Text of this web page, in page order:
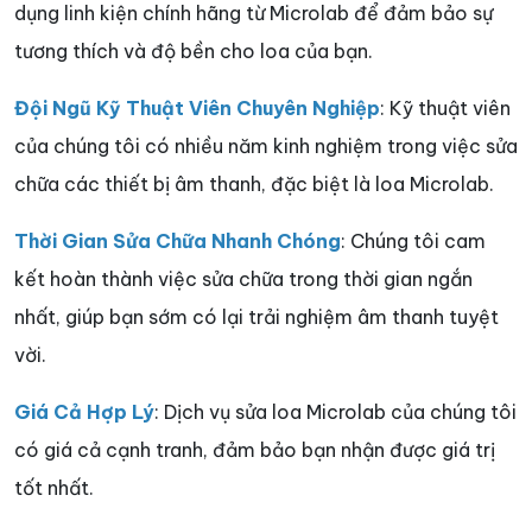
dụng linh kiện chính hãng từ Microlab để đảm bảo sự
tương thích và độ bền cho loa của bạn.
Đội Ngũ Kỹ Thuật Viên Chuyên Nghiệp: Kỹ thuật viên
của chúng tôi có nhiều năm kinh nghiệm trong việc sửa
chữa các thiết bị âm thanh, đặc biệt là loa Microlab.
Thời Gian Sửa Chữa Nhanh Chóng: Chúng tôi cam
kết hoàn thành việc sửa chữa trong thời gian ngắn
nhất, giúp bạn sớm có lại trải nghiệm âm thanh tuyệt
vời.
Giá Cả Hợp Lý: Dịch vụ sửa loa Microlab của chúng tôi
có giá cả cạnh tranh, đảm bảo bạn nhận được giá trị
tốt nhất.